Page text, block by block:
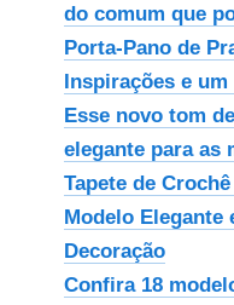
do comum que
Porta-Pano de
Inspirações e
Esse novo tom
elegante para as
Tapete de
Modelo Elegante
Decoração
Confira 18